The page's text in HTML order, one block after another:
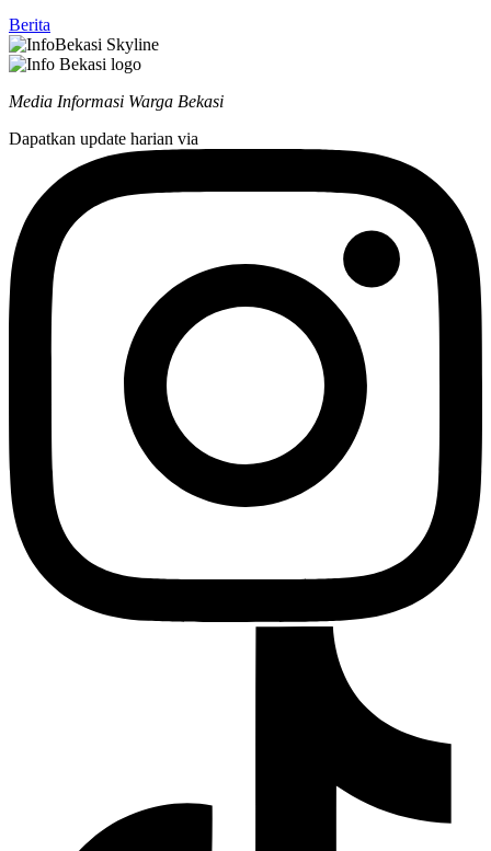
Berita
Media Informasi Warga Bekasi
Dapatkan update harian via